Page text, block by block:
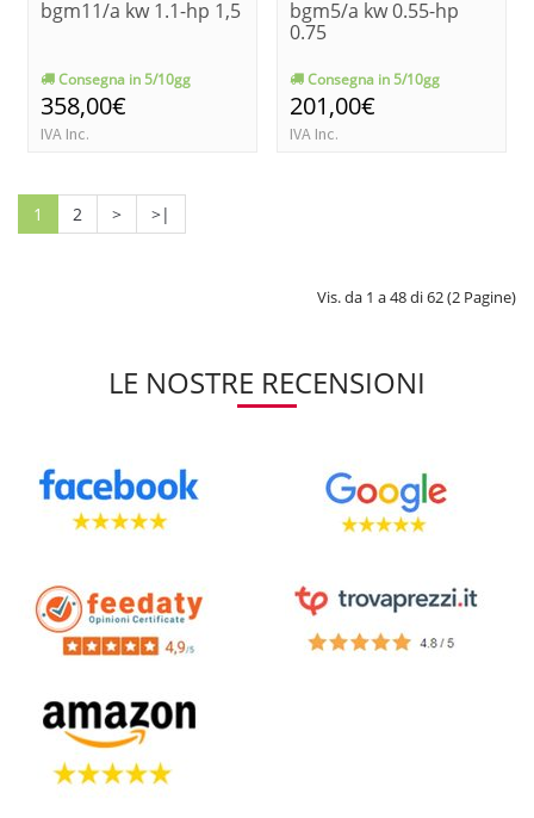
bgm11/a kw 1.1-hp 1,5
Consegna in 5/10gg
358,00€
IVA Inc.
bgm5/a kw 0.55-hp
0.75
Consegna in 5/10gg
201,00€
IVA Inc.
1 2 > >|
Vis. da 1 a 48 di 62 (2 Pagine)
LE NOSTRE RECENSIONI